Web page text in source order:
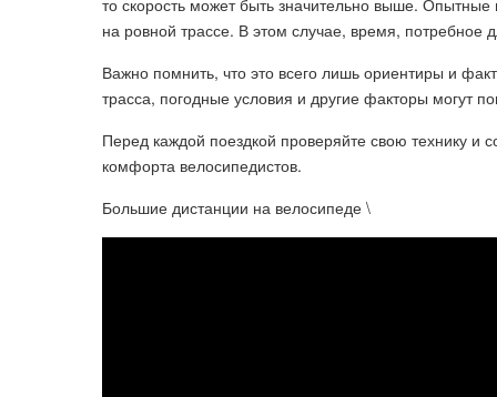
то скорость может быть значительно выше. Опытные
на ровной трассе. В этом случае, время, потребное
Важно помнить, что это всего лишь ориентиры и
трасса, погодные условия и другие факторы могут
Перед каждой поездкой проверяйте свою технику и
комфорта велосипедистов.
Большие дистанции на велосипеде \